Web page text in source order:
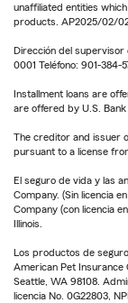
unaffiliated entities
products. AP2025/02/
Dirección del supervisor
0001 Teléfono: 901-384-
Installment loans are
are offered by U.S.
The creditor and issuer
pursuant to a license
El seguro de vida y las
Company. (Sin licencia
Company (con licencia
Illinois.
Los productos de
American Pet Insurance
Seattle, WA 98108.
licencia No. 0G22803,